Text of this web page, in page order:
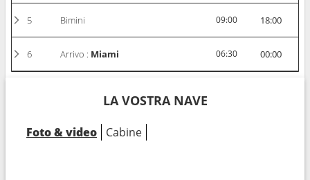
5 Bimini 09:00 18:00
6 Arrivo : Miami 06:30 00:00
LA VOSTRA NAVE
Foto & video Cabine